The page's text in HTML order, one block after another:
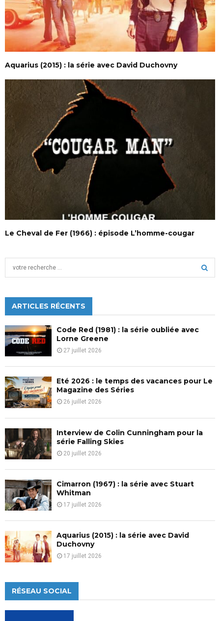
Aquarius (2015) : la série avec David Duchovny
Le Cheval de Fer (1966) : épisode L’homme-cougar
h
f
o
r
:
C
H
ARTICLES RÉCENTS
Code Red (1981) : la série oubliée avec
Lorne Greene
27 juillet 2026
Eté 2026 : le temps des vacances pour Le
Magazine des Séries
26 juillet 2026
Interview de Colin Cunningham pour la
série Falling Skies
20 juillet 2026
Cimarron (1967) : la série avec Stuart
Whitman
17 juillet 2026
Aquarius (2015) : la série avec David
Duchovny
17 juillet 2026
RÉSEAU SOCIAL